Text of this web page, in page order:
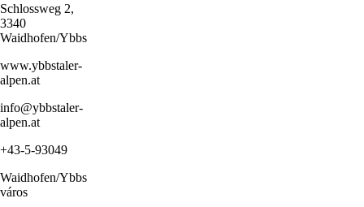
Schlossweg 2,
3340
Waidhofen/Ybbs
www.ybbstaler-
alpen.at
info@ybbstaler-
alpen.at
+43-5-93049
Waidhofen/Ybbs
város